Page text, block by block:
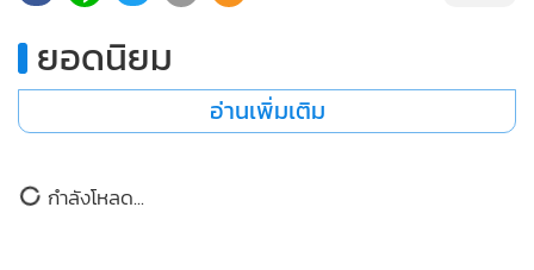
ยอดนิยม
อ่านเพิ่มเติม